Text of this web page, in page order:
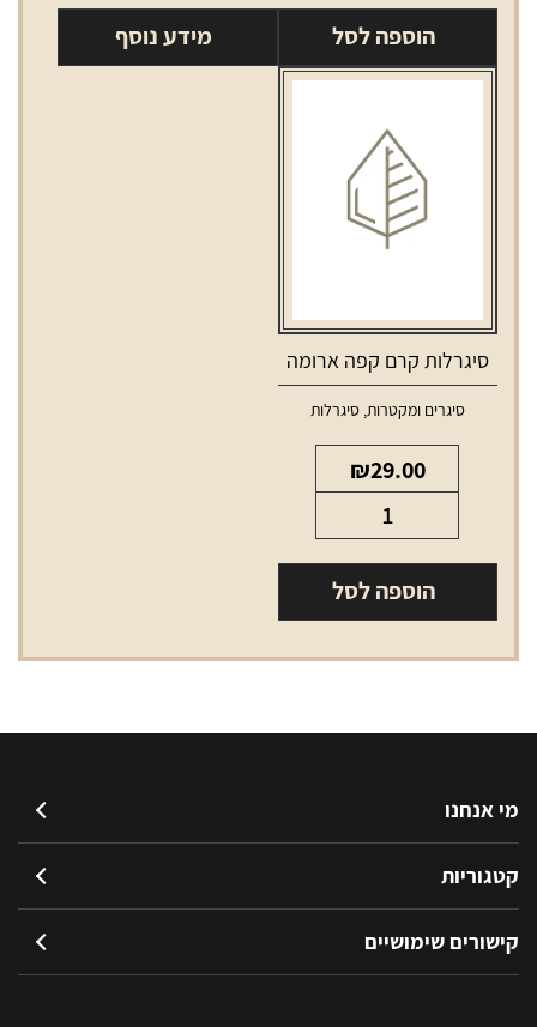
סיגרלות
קרם
קפה
הוספה לסל מידע נוסף
סיגרלות קרם קפה ארומה
סיגרים ומקטרות,סיגרלות
₪29.00
של
סיגרלות
קרם
הוספה לסל
מי אנחנו
קטגוריות
קישורים שימושיים